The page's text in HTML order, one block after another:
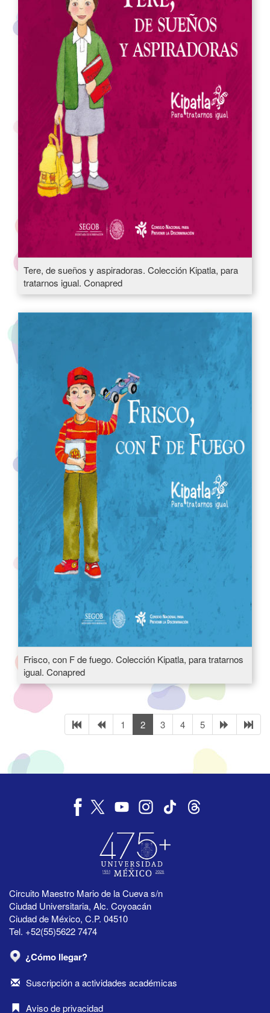
Tere, de sueños y aspiradoras. Colección Kipatla, para
tratarnos igual. Conapred
Frisco, con F de fuego. Colección Kipatla, para tratarnos
igual. Conapred
1 2 3 4 5
Circuito Maestro Mario de la Cueva s/n
Ciudad Universitaria, Alc. Coyoacán
Ciudad de México, C.P. 04510
Tel. +52(55)5622 7474
¿Cómo llegar?
Suscripción a actividades académicas
Aviso de privacidad